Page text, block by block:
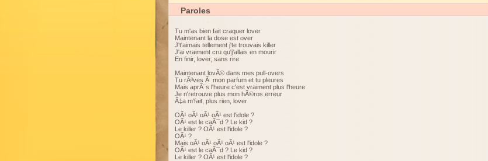
Paroles
Tu m'as bien fait craquer lover
Maintenant la dose est over
J't'aimais tellement j'te trouvais killer
J'ai vraiment cru qu'j'allais en mourir
En finir, lover, sans rire
Maintenant lovÃ© dans mes pull-overs
Tu rÃªves Ã mon parfum et tu pleures
Mais aprÃ¨s l'heure c'est vraiment plus l'heure
Je n'retrouve plus mon hÃ©ros erreur
Ã‡a m'fait, plus rien, lover
OÃ¹ oÃ¹ oÃ¹ oÃ¹ est l'idole ?
OÃ¹ est le caÃ¯d ? Le kid ?
Le killer ? OÃ¹ est l'idole ?
OÃ¹ ?
Mais oÃ¹ oÃ¹ oÃ¹ oÃ¹ est l'idole ?
OÃ¹ est le caÃ¯d ? Le kid ?
Le killer ? OÃ¹ est l'idole ?